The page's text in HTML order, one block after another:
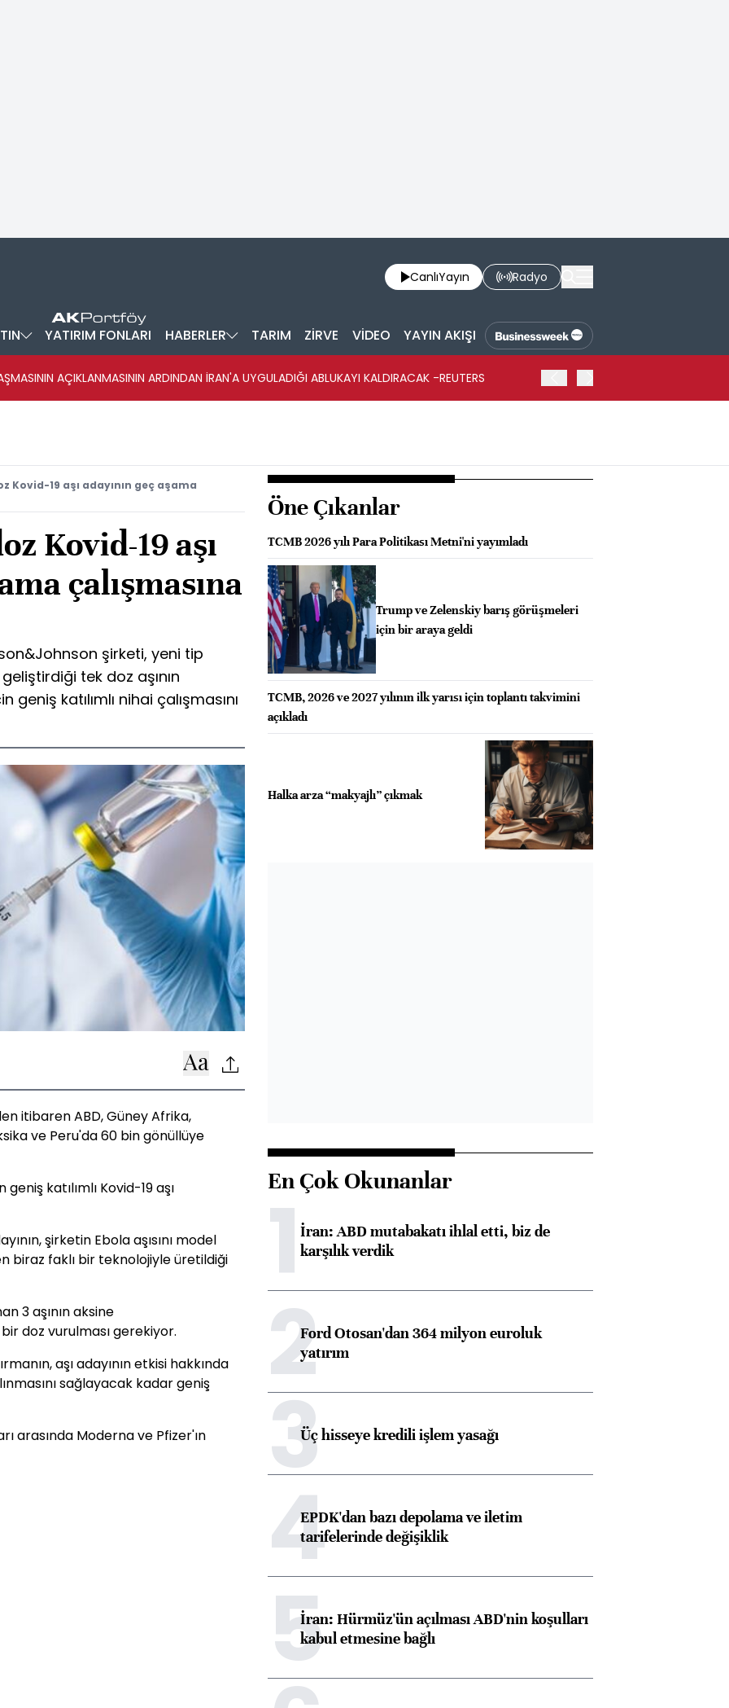
CanlıYayın Radyo
YATIRIM FONLARI HABERLER TARIM ZİRVE VİDEO YAYIN AKIŞI
AÇIKLANMASININ ARDINDAN İRAN'A UYGULADIĞI ABLUKAYI KALDIRACAK -REUTERS
Kovid-19 aşı adayının geç aşama
Kovid-19 aşı
çalışmasına
şirketi, yeni tip
tek doz aşının
katılımlı nihai çalışmasını
itibaren ABD, Güney Afrika,
ve Peru'da 60 bin gönüllüye
katılımlı Kovid-19 aşı
şirketin Ebola aşısını model
biraz faklı bir teknolojiyle üretildiği
3 aşının aksine
bir doz vurulması gerekiyor.
aşı adayının etkisi hakkında
sağlayacak kadar geniş
arasında Moderna ve Pfizer'ın
Öne Çıkanlar
TCMB 2026 yılı Para Politikası Metni'ni yayımladı
Trump ve Zelenskiy barış görüşmeleri
için bir araya geldi
TCMB, 2026 ve 2027 yılının ilk yarısı için toplantı takvimini
açıkladı
Halka arza “makyajlı” çıkmak
En Çok Okunanlar
1İran: ABD mutabakatı ihlal etti, biz de
karşılık verdik
2Ford Otosan'dan 364 milyon euroluk
yatırım
3Üç hisseye kredili işlem yasağı
4EPDK'dan bazı depolama ve iletim
tarifelerinde değişiklik
5İran: Hürmüz'ün açılması ABD'nin koşulları
kabul etmesine bağlı